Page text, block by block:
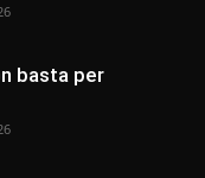
basta per